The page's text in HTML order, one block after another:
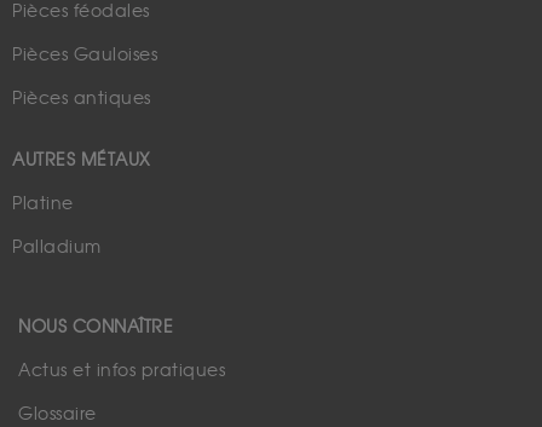
Pièces féodales
Pièces Gauloises
Pièces antiques
AUTRES MÉTAUX
Platine
Palladium
NOUS CONNAÎTRE
Actus et infos pratiques
Glossaire